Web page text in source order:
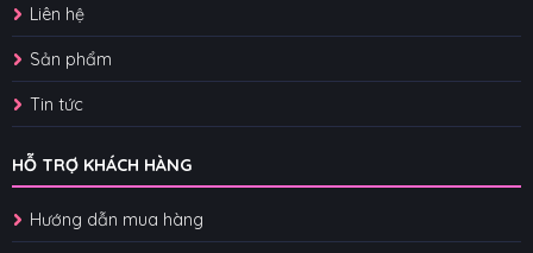
Liên hệ
Sản phẩm
Tin tức
HỖ TRỢ KHÁCH HÀNG
Hướng dẫn mua hàng